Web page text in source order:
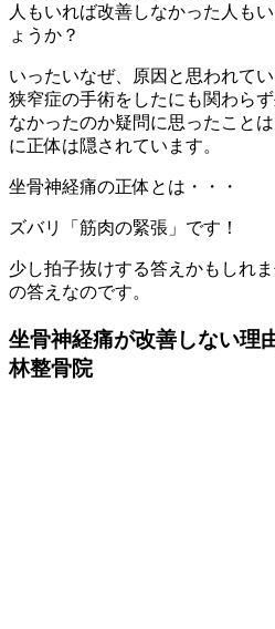
人もいれば改善しなかった人も
ょうか？
いったいなぜ、原因と思われて
狭窄症の手術をしたにも関わら
なかったのか疑問に思ったこと
に正体は隠されています。
坐骨神経痛の正体とは・・・
ズバリ「筋肉の緊張」です！
少し拍子抜けする答えかもしれ
の答えなのです。
坐骨神経痛が改善しない理
林整骨院